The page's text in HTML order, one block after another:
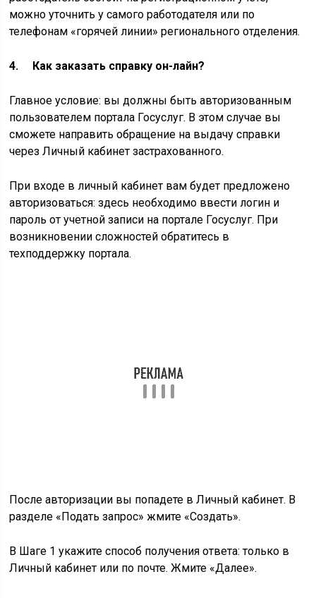
можно уточнить у самого работодателя или по
телефонам «горячей линии» регионального отделения.
4. Как заказать справку он-лайн?
Главное условие: вы должны быть авторизованным
пользователем портала Госуслуг. В этом случае вы
сможете направить обращение на выдачу справки
через Личный кабинет застрахованного.
При входе в личный кабинет вам будет предложено
авторизоваться: здесь необходимо ввести логин и
пароль от учетной записи на портале Госуслуг. При
возникновении сложностей обратитесь в
техподдержку портала.
После авторизации вы попадете в Личный кабинет. В
разделе «Подать запрос» жмите «Создать».
В Шаге 1 укажите способ получения ответа: только в
Личный кабинет или по почте. Жмите «Далее».